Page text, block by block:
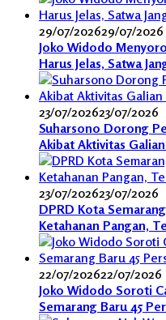
29/07/202629/07/2026
Joko Widodo
Harus Jelas, Satwa
23/07/202623/07/2026
Suharsono Dorong
Akibat Aktivitas
23/07/202623/07/2026
DPRD Kota
Ketahanan Pangan,
22/07/202622/07/2026
Joko Widodo Soroti
Semarang Baru 45